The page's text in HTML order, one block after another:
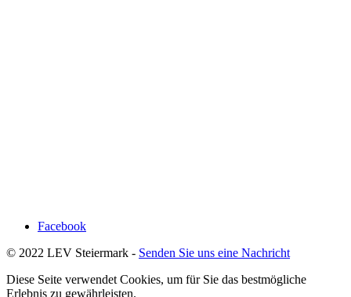
Facebook
© 2022 LEV Steiermark - Senden Sie uns eine Nachricht
Diese Seite verwendet Cookies, um für Sie das bestmögliche
Erlebnis zu gewährleisten.